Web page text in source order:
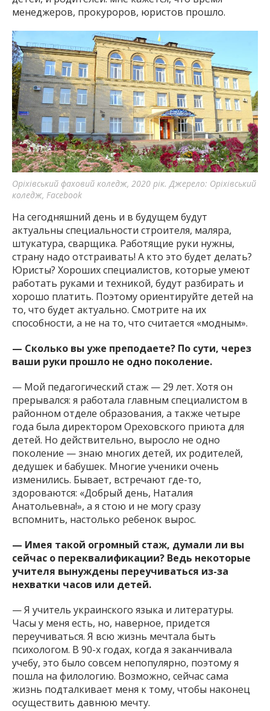
менеджеров, прокуроров, юристов прошло.
Оріхівський фаховий коледж, 2020 рік. Джерело: Оріхівський
коледж, Facebook
На сегодняшний день и в будущем будут
актуальны специальности строителя, маляра,
штукатура, сварщика. Работящие руки нужны,
страну надо отстраивать! А кто это будет делать?
Юристы? Хороших специалистов, которые умеют
работать руками и техникой, будут разбирать и
хорошо платить. Поэтому ориентируйте детей на
то, что будет актуально. Смотрите на их
способности, а не на то, что считается «модным».
— Сколько вы уже преподаете? По сути, через
ваши руки прошло не одно поколение.
— Мой педагогический стаж — 29 лет. Хотя он
прерывался: я работала главным специалистом в
районном отделе образования, а также четыре
года была директором Ореховского приюта для
детей. Но действительно, выросло не одно
поколение — знаю многих детей, их родителей,
дедушек и бабушек. Многие ученики очень
изменились. Бывает, встречают где-то,
здороваются: «Добрый день, Наталия
Анатольевна!», а я стою и не могу сразу
вспомнить, настолько ребенок вырос.
— Имея такой огромный стаж, думали ли вы
сейчас о переквалификации? Ведь некоторые
учителя вынуждены переучиваться из-за
нехватки часов или детей.
— Я учитель украинского языка и литературы.
Часы у меня есть, но, наверное, придется
переучиваться. Я всю жизнь мечтала быть
психологом. В 90-х годах, когда я заканчивала
учебу, это было совсем непопулярно, поэтому я
пошла на филологию. Возможно, сейчас сама
жизнь подталкивает меня к тому, чтобы наконец
осуществить давнюю мечту.